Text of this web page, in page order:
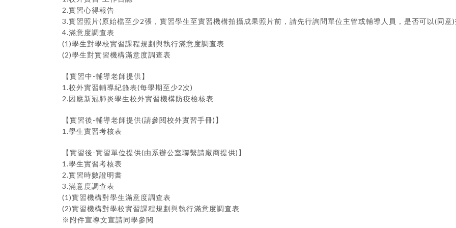
2.實習心得報告
3.實習照片(原始檔至少2張，實習學生至實習機構拍攝成果照片前，請先行詢問單位主管或輔導人員，是否可以(同意
4.滿意度調查表
(1)學生對學校實習課程規劃與執行滿意度調查表
(2)學生對實習機構滿意度調查表
【實習中-輔導老師提供】
1.校外實習輔導紀錄表(每學期至少2次)
2.因應新冠肺炎學生校外實習機構防疫檢核表
【實習後-輔導老師提供(請參閱校外實習手冊)】
1.學生實習考核表
【實習後-實習單位提供(由系辦公室聯繫請廠商提供)】
1.學生實習考核表
2.實習時數證明書
3.滿意度調查表
(1)實習機構對學生滿意度調查表
(2)實習機構對學校實習課程規劃與執行滿意度調查表
※附件宣導文宣請同學參閱